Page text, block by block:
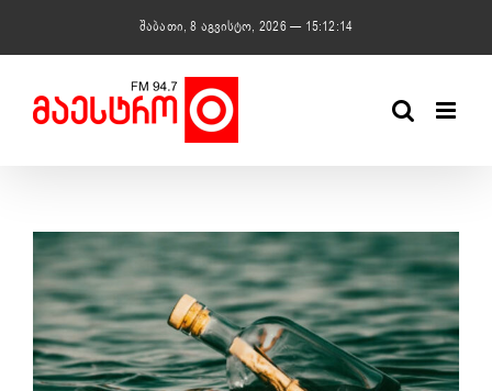
content
შაბათი, 8 აგვისტო, 2026 — 15:12:14
View
Larger
Image